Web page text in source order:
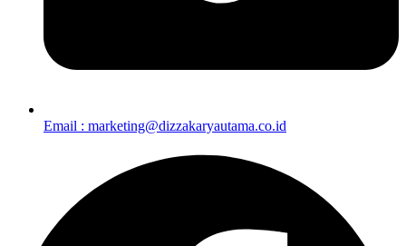
Email : marketing@dizzakaryautama.co.id